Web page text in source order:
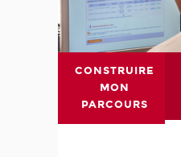
CONSTRUIRE
MON
PARCOURS